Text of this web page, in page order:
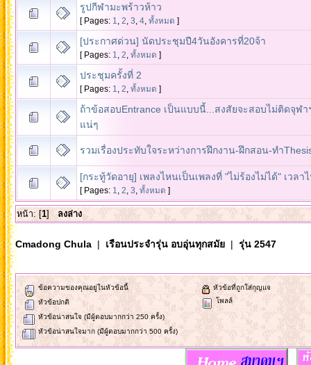
รูปกีฬามะพร้าวห้าว
[ Pages: 1 2 3 4, ทั้งหมด ]
[ประกาศด่วน] นัดประชุมปี4วันอังคารที่20จ้า
[ Pages: 1 2 ทั้งหมด ]
ประชุมครั้งที่ 2
[ Pages: 1 2 ทั้งหมด ]
ถ้าข้อสอบEntrance เป็นแบบนี้...สงสัยจะสอบไม่ติดจุฬา
แน่ๆ
รวมเรื่องประทับใจระหว่างการฝึกงาน-ฝึกสอน-ทำ
[กระทู้วัดอายุ] เพลงไหนเป็นเพลงที่ "ไม่ร้องไม่ได้" เวลาไ
[ Pages: 1 2 3 ทั้งหมด ]
หน้า: [1]ลงล่าง
Cmadong Chula| เรือนประจำรุ่น อบอุ่นทุกสมัย| รุ่น 2547
ข้อความของคุณอยู่ในหัวข้อนี้
หัวข้อปกติ
หัวข้อน่าสนใจ (มีผู้ตอบมากกว่า 250 ครั้ง)
หัวข้อน่าสนใจมาก (มีผู้ตอบมากกว่า 500 ครั้ง)
หัวข้อที่ถูกใส่กุญแจ
โพลล์